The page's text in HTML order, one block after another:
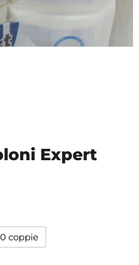
Expert
coppie